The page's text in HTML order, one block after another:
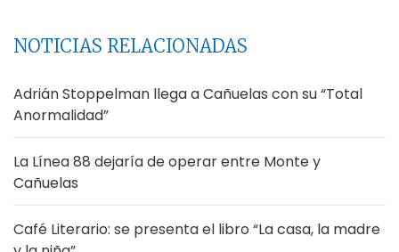
NOTICIAS RELACIONADAS
Adrián Stoppelman llega a Cañuelas con su “Total
Anormalidad”
La Línea 88 dejaría de operar entre Monte y
Cañuelas
Café Literario: se presenta el libro “La casa, la madre